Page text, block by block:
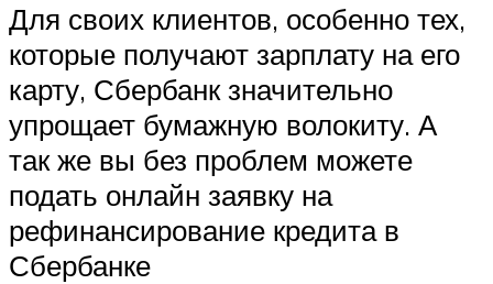
Для своих клиентов, особенно тех,
которые получают зарплату на его
карту, Сбербанк значительно
упрощает бумажную волокиту. А
так же вы без проблем можете
подать онлайн заявку на
рефинансирование кредита в
Сбербанке